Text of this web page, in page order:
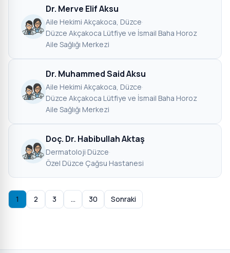
Dr. Merve Elif Aksu
Aile Hekimi·Akçakoca, Düzce·
Düzce Akçakoca Lütfiye ve İsmail Baha Horoz
Aile Sağlığı Merkezi
Dr. Muhammed Said Aksu
Aile Hekimi·Akçakoca, Düzce·
Düzce Akçakoca Lütfiye ve İsmail Baha Horoz
Aile Sağlığı Merkezi
Doç. Dr. Habibullah Aktaş
Dermatoloji·Düzce·
Özel Düzce Çağsu Hastanesi
1 2 3 … 30 Sonraki